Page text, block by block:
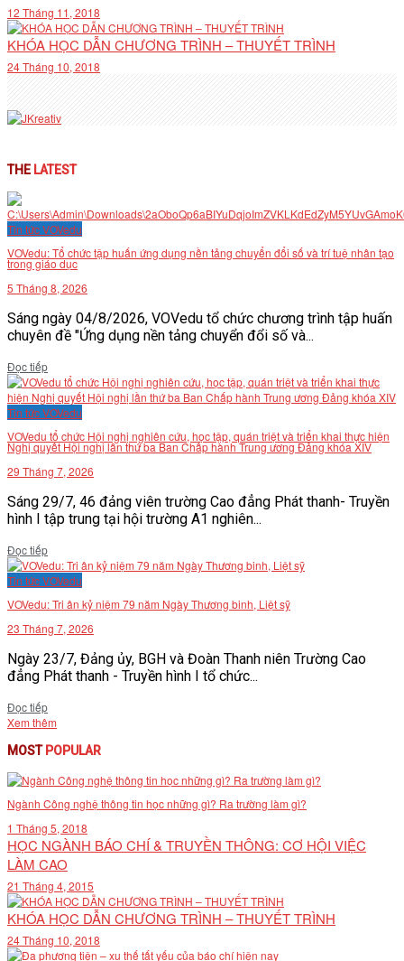
12 Tháng 11, 2018
KHÓA HỌC DẪN CHƯƠNG TRÌNH – THUYẾT TRÌNH
24 Tháng 10, 2018
THE LATEST
Tin tức VOVedu
VOVedu: Tổ chức tập huấn ứng dụng nền tảng chuyển đổi số và trí tuệ nhân tạo
trong giáo dục
5 Tháng 8, 2026
Sáng ngày 04/8/2026, VOVedu tổ chức chương trình tập huấn
chuyên đề "Ứng dụng nền tảng chuyển đổi số và...
Đọc tiếpDetails
Tin tức VOVedu
VOVedu tổ chức Hội nghị nghiên cứu, học tập, quán triệt và triển khai thực hiện
Nghị quyết Hội nghị lần thứ ba Ban Chấp hành Trung ương Đảng khóa XIV
29 Tháng 7, 2026
Sáng 29/7, 46 đảng viên trường Cao đẳng Phát thanh- Truyền
hình I tập trung tại hội trường A1 nghiên...
Đọc tiếpDetails
Tin tức VOVedu
VOVedu: Tri ân kỷ niệm 79 năm Ngày Thương binh, Liệt sỹ
23 Tháng 7, 2026
Ngày 23/7, Đảng ủy, BGH và Đoàn Thanh niên Trường Cao
đẳng Phát thanh - Truyền hình I tổ chức...
Đọc tiếpDetails
Xem thêm
MOSTPOPULAR
Ngành Công nghệ thông tin học những gì? Ra trường làm gì?
1 Tháng 5, 2018
HỌC NGÀNH BÁO CHÍ & TRUYỀN THÔNG: CƠ HỘI VIỆC
LÀM CAO
21 Tháng 4, 2015
KHÓA HỌC DẪN CHƯƠNG TRÌNH – THUYẾT TRÌNH
24 Tháng 10, 2018